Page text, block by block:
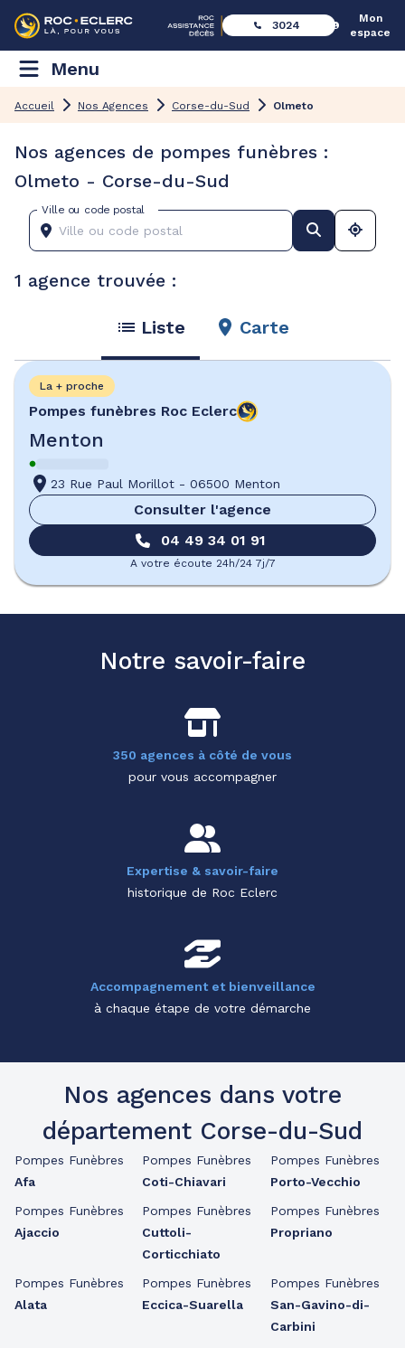
3024
Mon
espace
Menu
Accueil Nos Agences Corse-du-Sud Olmeto
Nos agences de pompes funèbres :
Olmeto - Corse-du-Sud
Ville ou code postal
1 agence trouvée :
Liste Carte
Pompes funèbres Roc Eclerc
Menton
La + proche
23 Rue Paul Morillot - 06500 Menton
Consulter l'agence
04 49 34 01 91
A votre écoute 24h/24 7j/7
Notre savoir-faire
350 agences à côté de vous
pour vous accompagner
Expertise & savoir-faire
historique de Roc Eclerc
Accompagnement et bienveillance
à chaque étape de votre démarche
Nos agences dans votre
département Corse-du-Sud
Pompes Funèbres
Afa
Pompes Funèbres
Ajaccio
Pompes Funèbres
Alata
Pompes Funèbres
Coti-Chiavari
Pompes Funèbres
Cuttoli-
Corticchiato
Pompes Funèbres
Eccica-Suarella
Pompes Funèbres
Porto-Vecchio
Pompes Funèbres
Propriano
Pompes Funèbres
San-Gavino-di-
Carbini